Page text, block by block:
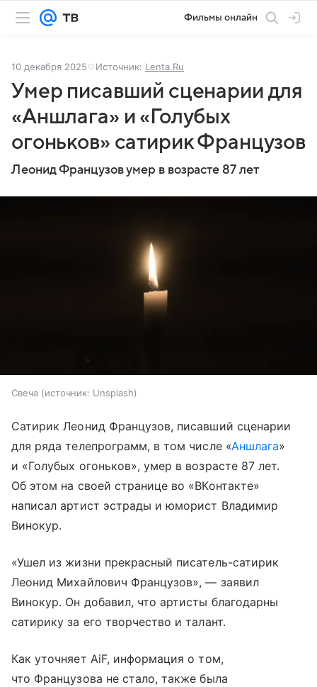
Фильмы онлайн
10 декабря 2025 Источник: Lenta.Ru
Умер писавший сценарии для
«Аншлага» и «Голубых
огоньков» сатирик Французов
Леонид Французов умер в возрасте 87 лет
Свеча источник: Unsplash
Сатирик Леонид Французов, писавший сценарии
для ряда телепрограмм, в том числе «Аншлага»
и «Голубых огоньков», умер в возрасте 87 лет.
Об этом на своей странице во «ВКонтакте»
написал артист эстрады и юморист Владимир
Винокур.
«Ушел из жизни прекрасный писатель-сатирик
Леонид Михайлович Французов», — заявил
Винокур. Он добавил, что артисты благодарны
сатирику за его творчество и талант.
Как уточняет AiF, информация о том,
что Французова не стало, также была